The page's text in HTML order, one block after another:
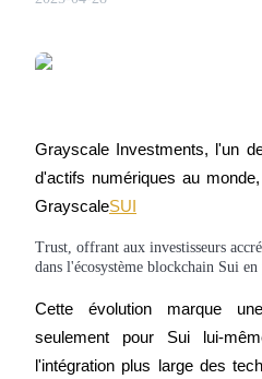
Contrats à terme sur crypto-
Grayscale Investments, l'un
d'actifs numériques au
GrayscaleSUI
Trust, offrant aux investisseurs
dans l'écosystème blockchain Sui en
Cette évolution marque
seulement pour Sui lui-
l'intégration plus large des